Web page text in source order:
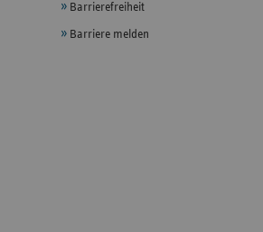
Barrierefreiheit
Barriere melden